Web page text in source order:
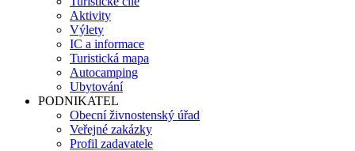
Aktivity
Výlety
IC a informace
Turistická mapa
Autocamping
Ubytování
PODNIKATEL
Obecní živnostenský úřad
Veřejné zakázky
Profil zadavatele